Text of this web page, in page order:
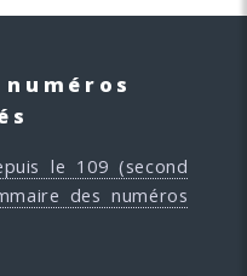
le 109 (second
des numéros